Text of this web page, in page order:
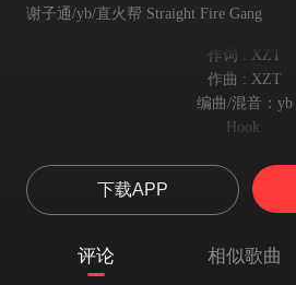
谢子通/yb/直火帮 Straight Fire Gang
作词 : XZT
作曲 : XZT
编曲/混音：yb
Hook:
（牛仔啊，我过着牛仔
Romeo. Love my ice like
（牛仔啊，我过着牛仔
下载APP
评论 相似歌曲